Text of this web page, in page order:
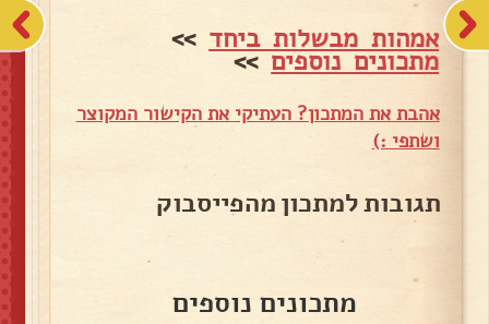
אמהות מבשלות ביחד >>
מתכונים נוספים>>
אהבת את המתכון? העתיקי את הקישור המקוצר
ושתפי :)
תגובות למתכון מהפייסבוק
מתכונים נוספים